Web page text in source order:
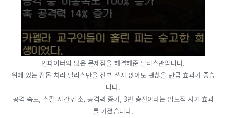
인파이터의 많은 문제점을 해결해준 탈리스만입니다.
위에 있는 잡몹 처리 탈리스만을 전부 쓰지 않아도 괜찮을 만큼 효과가 좋습
니다.
공격 속도, 스킬 시간 감소, 공격력 증가, 3번 충전이라는 압도적 사기 효과
를 가졌습니다.